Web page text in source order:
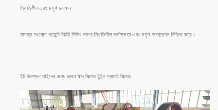
স্থিতিশীল এবং মসৃণ চলমান
সমস্ত সংযোগ পয়েন্টে টাইট সিলিং নকশা স্থিতিশীল কর্মক্ষমতা এবং মসৃণ অপারেশন নিশ্চিত করে।
ইট উৎপাদন লাইনের জন্য ডাবল খাদ মিক্সার টুইন শ্যাফট মিক্সার